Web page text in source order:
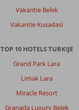
Vakantie Belek
Vakantie Kusadasi
TOP 10 HOTELS TURKIJE
Grand Park Lara
Limak Lara
Miracle Resort
Granada Luxury Belek